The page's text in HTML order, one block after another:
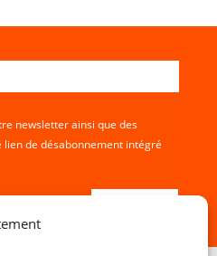
newsletter ainsi que des
de désabonnement intégré